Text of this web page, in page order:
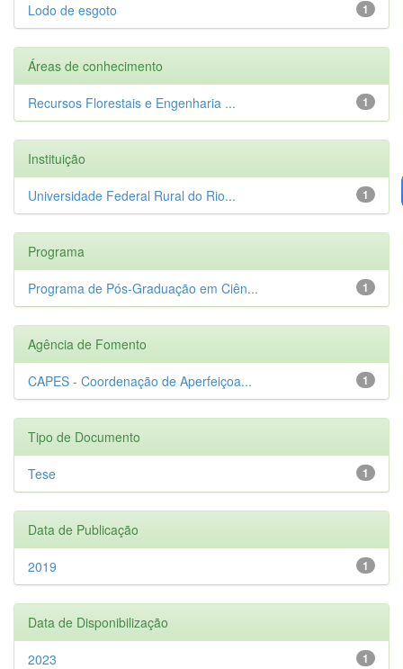
1
Lodo de esgoto
Áreas de conhecimento
1
Recursos Florestais e Engenharia ...
Instituição
1
Universidade Federal Rural do Rio...
Programa
1
Programa de Pós-Graduação em Ciên...
Agência de Fomento
1
CAPES - Coordenação de Aperfeiçoa...
Tipo de Documento
1
Tese
Data de Publicação
1
2019
Data de Disponibilização
1
2023